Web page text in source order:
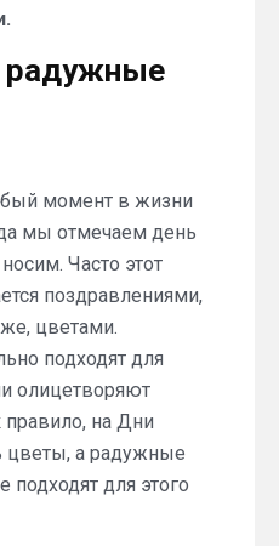
радужные
момент в жизни
мы отмечаем день
Часто этот
поздравлениями,
цветами.
подходят для
олицетворяют
правило, на Дни
цветы, а радужные
подходят для этого